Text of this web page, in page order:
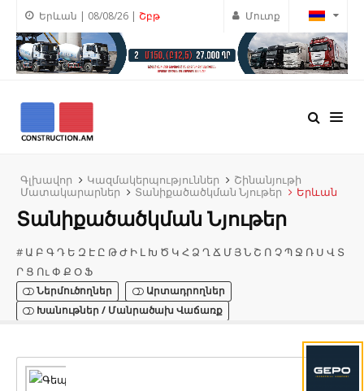
Մուտք
Երևան | 08/08/26 | Շբթ
Գլխավոր Կազմակերպություններ
Շինանյութի
Մատակարարներ
Տանիքածածկման Նյութեր Երևան
Տանիքածածկման Նյութեր
# Ա Բ ԳԴ Ե Զ Է Ը ԹԺ Ի Լ Խ Ծ Կ Հ Ձ Ղ Ճ Մ ՅՆ Շ Ո ՉՊ Ջ Ռ Ս Վ Տ
Ր Ց Ու Փ Ք ՕՖ
Ներմուծողներ
Արտադրողներ
Խանութներ / Մանրածախ Վաճառք